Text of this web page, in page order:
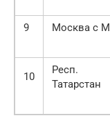
9 Москва с
10
Респ.
Татарстан